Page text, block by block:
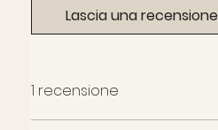
Lascia una recensione
1 recensione